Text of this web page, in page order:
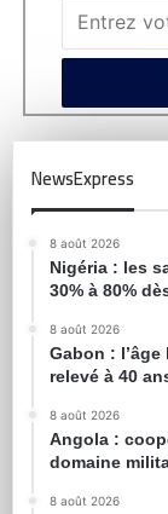
NewsExpress
8 août 2026
Nigéria : les
30% à 80%
8 août 2026
Gabon :
relevé à 40
8 août 2026
Angola :
domaine
8 août 2026